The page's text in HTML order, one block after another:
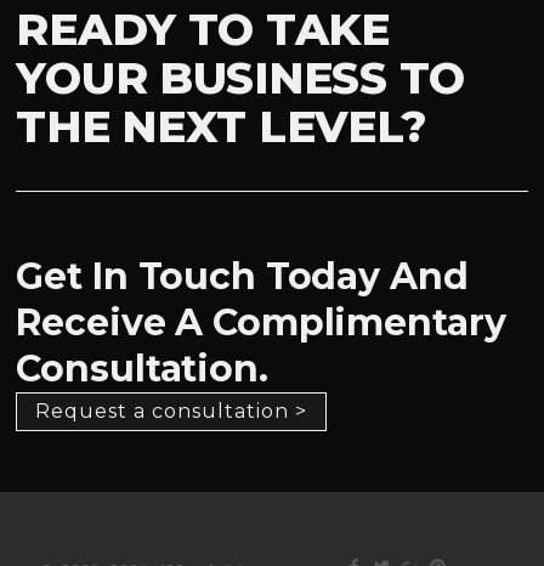
READY TO TAKE
YOUR BUSINESS TO
THE NEXT LEVEL?
Get In Touch Today And
Receive A Complimentary
Consultation.
Request a consultation >